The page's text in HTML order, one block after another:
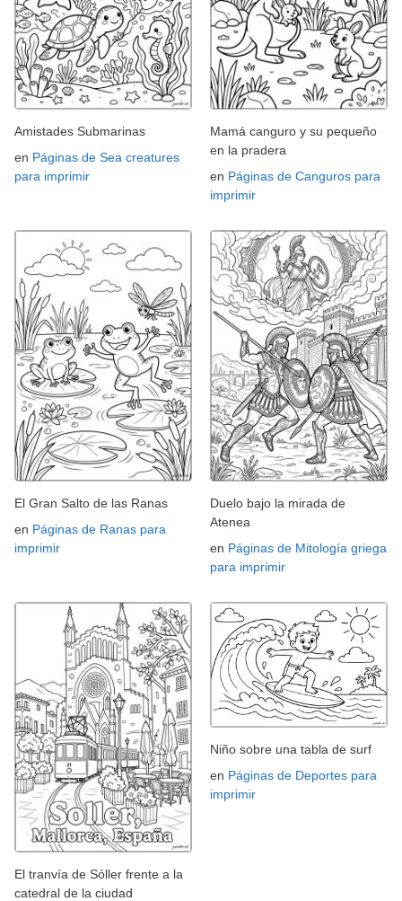
Amistades Submarinas
en Páginas de Sea creatures
para imprimir
Mamá canguro y su pequeño
en la pradera
en Páginas de Canguros para
imprimir
El Gran Salto de las Ranas
en Páginas de Ranas para
imprimir
Duelo bajo la mirada de
Atenea
en Páginas de Mitología griega
para imprimir
El tranvía de Sóller frente a la
catedral de la ciudad
Niño sobre una tabla de surf
en Páginas de Deportes para
imprimir